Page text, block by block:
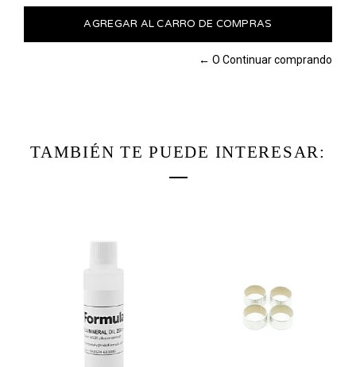
← O Continuar comprando
TAMBIÉN TE PUEDE INTERESAR: